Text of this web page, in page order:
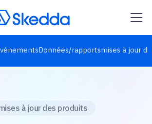
Données/rapportsmises à jour
à jour des produits